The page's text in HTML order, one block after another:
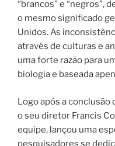
“brancos” e “negros”,
o mesmo significado
Unidos. As
através de culturas e
uma forte razão para
biologia e baseada
Logo após a
o seu diretor Francis
equipe, lançou uma
pesquisadores se